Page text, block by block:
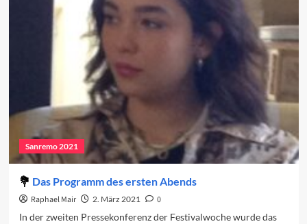
Auftritt
Sanremo 2021
Das Programm des ersten Abends
Raphael Mair 2. März 2021
0
In der zweiten Pressekonferenz der Festivalwoche wurde das